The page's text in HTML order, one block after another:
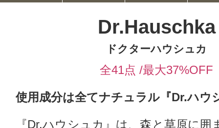
Dr.Hauschka
ドクターハウシュカ
全41点 /最大37%OFF
使用成分は全てナチュラル『Dr.ハウ
『Dr.ハウシュカ』は、森と草原に囲